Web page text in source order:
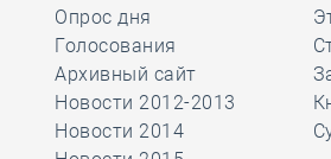
участие
II
Опрос дня
Голосования
Архивный сайт
Новости 2012-2013
Новости 2014